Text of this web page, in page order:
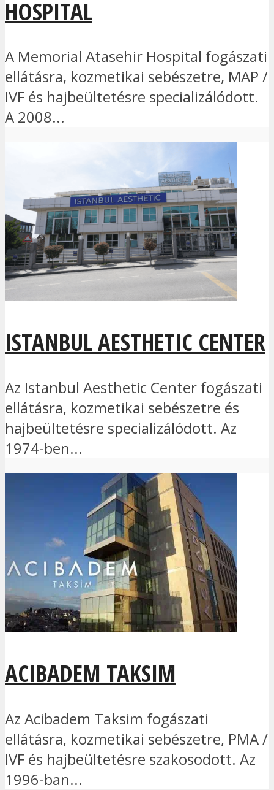
HOSPITAL
A Memorial Atasehir Hospital fogászati
ellátásra, kozmetikai sebészetre, MAP /
IVF és hajbeültetésre specializálódott.
A 2008...
ISTANBUL AESTHETIC CENTER
Az Istanbul Aesthetic Center fogászati
ellátásra, kozmetikai sebészetre és
hajbeültetésre specializálódott. Az
1974-ben...
ACIBADEM TAKSIM
Az Acibadem Taksim fogászati
ellátásra, kozmetikai sebészetre, PMA /
IVF és hajbeültetésre szakosodott. Az
1996-ban...